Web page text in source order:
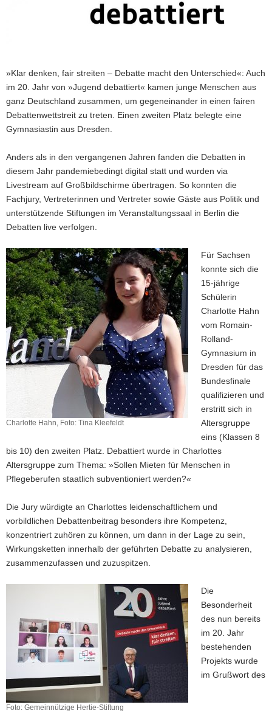
»Klar denken, fair streiten – Debatte macht den Unterschied«: Auch
im 20. Jahr von »Jugend debattiert« kamen junge Menschen aus
ganz Deutschland zusammen, um gegeneinander in einen fairen
Debattenwettstreit zu treten. Einen zweiten Platz belegte eine
Gymnasiastin aus Dresden.
Anders als in den vergangenen Jahren fanden die Debatten in
diesem Jahr pandemiebedingt digital statt und wurden via
Livestream auf Großbildschirme übertragen. So konnten die
Fachjury, Vertreterinnen und Vertreter sowie Gäste aus Politik und
unterstützende Stiftungen im Veranstaltungssaal in Berlin die
Debatten live verfolgen.
Charlotte Hahn, Foto: Tina Kleefeldt
Für Sachsen
konnte sich die
15-jährige
Schülerin
Charlotte Hahn
vom Romain-
Rolland-
Gymnasium in
Dresden für das
Bundesfinale
qualifizieren und
erstritt sich in
Altersgruppe
eins (Klassen 8
bis 10) den zweiten Platz. Debattiert wurde in Charlottes
Altersgruppe zum Thema: »Sollen Mieten für Menschen in
Pflegeberufen staatlich subventioniert werden?«
Die Jury würdigte an Charlottes leidenschaftlichem und
vorbildlichen Debattenbeitrag besonders ihre Kompetenz,
konzentriert zuhören zu können, um dann in der Lage zu sein,
Wirkungsketten innerhalb der geführten Debatte zu analysieren,
zusammenzufassen und zuzuspitzen.
Foto: Gemeinnützige Hertie-Stiftung
Die
Besonderheit
des nun bereits
im 20. Jahr
bestehenden
Projekts wurde
im Grußwort des